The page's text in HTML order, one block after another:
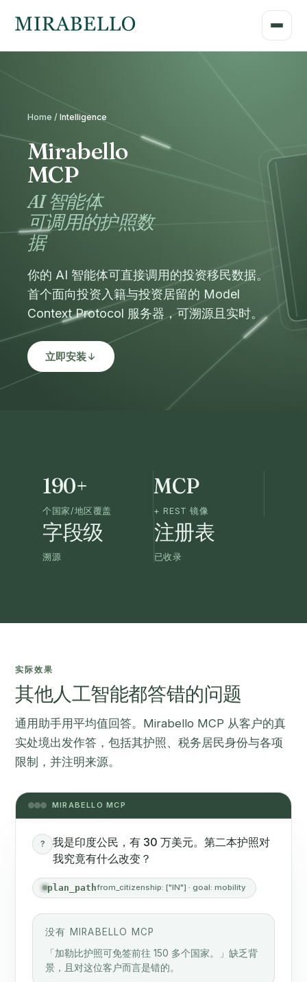
Home / Intelligence
Mirabello
MCP
AI 智能体
可调用的护照数
据
你的 AI 智能体可直接调用的投资移民数据。
首个面向投资入籍与投资居留的 Model
Context Protocol 服务器，可溯源且实时。
立即安装
190+
个国家/地区覆盖
MCP
+ REST 镜像
字段级
溯源
注册表
已收录
实际效果
其他人工智能都答错的问题
通用助手用平均值回答。Mirabello MCP 从客户的真
实处境出发作答，包括其护照、税务居民身份与各项
限制，并注明来源。
MIRABELLO MCP
?
我是印度公民，有 30 万美元。第二本护照对
我究竟有什么改变？
plan_pathfrom_citizenship: ["IN"] · goal: mobility
没有 MIRABELLO MCP
「加勒比护照可免签前往 150 多个国家。」缺乏背
景，且对这位客户而言是错的。